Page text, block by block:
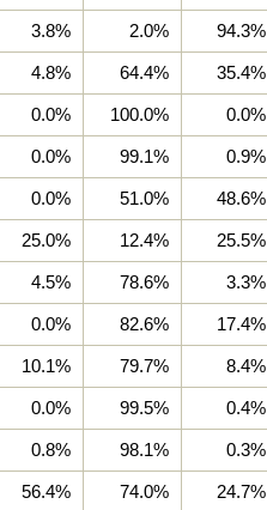
3.8% 2.0% 94.3%
4.8% 64.4% 35.4%
0.0% 100.0% 0.0%
0.0% 99.1% 0.9%
0.0% 51.0% 48.6%
25.0% 12.4% 25.5%
4.5% 78.6% 3.3%
0.0% 82.6% 17.4%
10.1% 79.7% 8.4%
0.0% 99.5% 0.4%
0.8% 98.1% 0.3%
56.4% 74.0% 24.7%